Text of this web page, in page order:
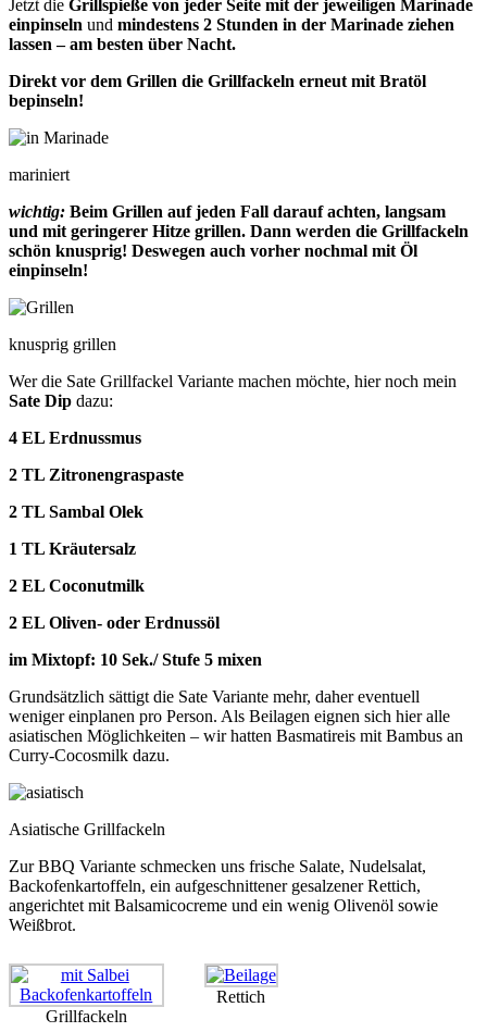
Jetzt die Grillspieße von jeder Seite mit der jeweiligen Marinade
einpinseln und mindestens 2 Stunden in der Marinade ziehen
lassen – am besten über Nacht.
Direkt vor dem Grillen die Grillfackeln erneut mit Bratöl
bepinseln!
mariniert
wichtig: Beim Grillen auf jeden Fall darauf achten, langsam
und mit geringerer Hitze grillen. Dann werden die Grillfackeln
schön knusprig! Deswegen auch vorher nochmal mit Öl
einpinseln!
knusprig grillen
Wer die Sate Grillfackel Variante machen möchte, hier noch mein
Sate Dip dazu:
4 EL Erdnussmus
2 TL Zitronengraspaste
2 TL Sambal Olek
1 TL Kräutersalz
2 EL Coconutmilk
2 EL Oliven- oder Erdnussöl
im Mixtopf: 10 Sek./ Stufe 5 mixen
Grundsätzlich sättigt die Sate Variante mehr, daher eventuell
weniger einplanen pro Person. Als Beilagen eignen sich hier alle
asiatischen Möglichkeiten – wir hatten Basmatireis mit Bambus an
Curry-Cocosmilk dazu.
Asiatische Grillfackeln
Zur BBQ Variante schmecken uns frische Salate, Nudelsalat,
Backofenkartoffeln, ein aufgeschnittener gesalzener Rettich,
angerichtet mit Balsamicocreme und ein wenig Olivenöl sowie
Weißbrot.
Grillfackeln
Rettich